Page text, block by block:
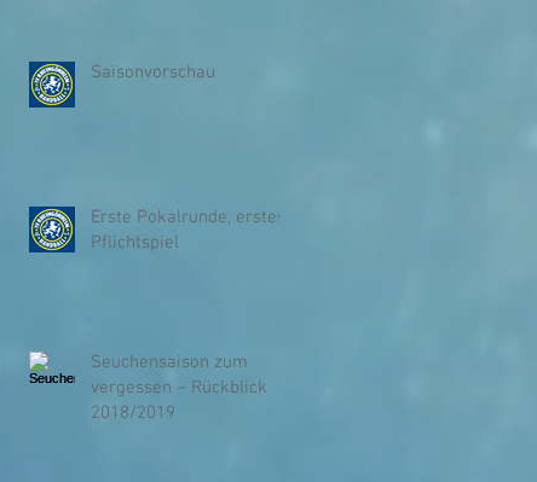
Saisonvorschau
Erste Pokalrunde, erstes
Pflichtspiel
Seuchensaison zum
vergessen – Rückblick
2018/2019